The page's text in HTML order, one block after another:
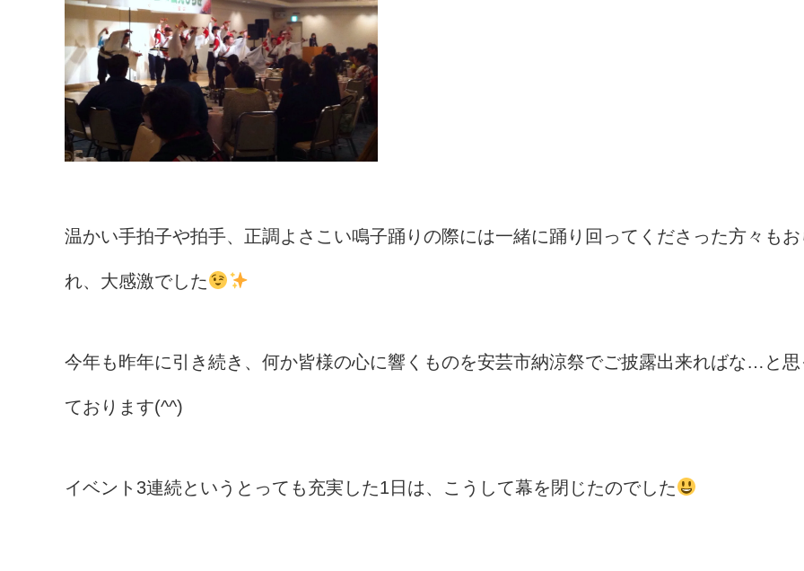
温かい手拍子や拍手、正調よさこい鳴子踊りの際には一緒に踊り回ってくださった方々もお
れ、大感激でした
今年も昨年に引き続き、何か皆様の心に響くものを安芸市納涼祭でご披露出来ればな…と思
ております(^^)
イベント3連続というとっても充実した1日は、こうして幕を閉じたのでした